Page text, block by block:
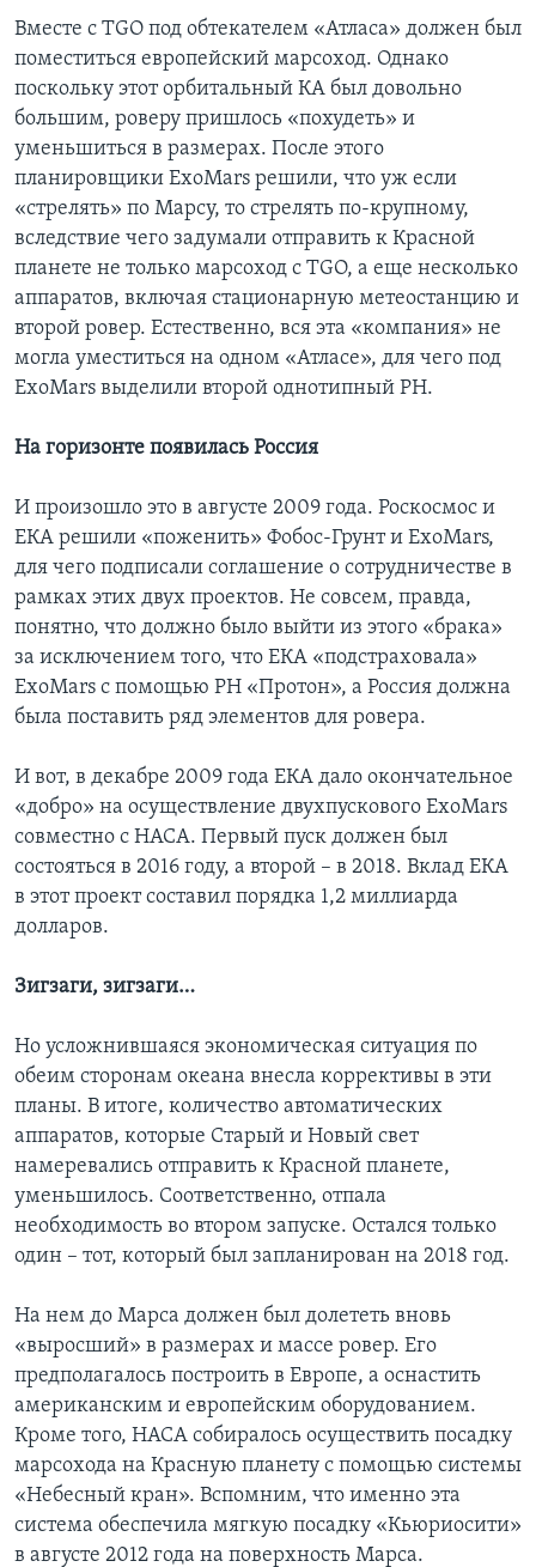
Вместе с TGO под обтекателем «Атласа» должен был
поместиться европейский марсоход. Однако
поскольку этот орбитальный КА был довольно
большим, роверу пришлось «похудеть» и
уменьшиться в размерах. После этого
планировщики ExoMars решили, что уж если
«стрелять» по Марсу, то стрелять по-крупному,
вследствие чего задумали отправить к Красной
планете не только марсоход с TGO, а еще несколько
аппаратов, включая стационарную метеостанцию и
второй ровер. Естественно, вся эта «компания» не
могла уместиться на одном «Атласе», для чего под
ExoMars выделили второй однотипный РН.
На горизонте появилась Россия
И произошло это в августе 2009 года. Роскосмос и
ЕКА решили «поженить» Фобос-Грунт и ExoMars,
для чего подписали соглашение о сотрудничестве в
рамках этих двух проектов. Не совсем, правда,
понятно, что должно было выйти из этого «брака»
за исключением того, что ЕКА «подстраховала»
ExoMars с помощью РН «Протон», а Россия должна
была поставить ряд элементов для ровера.
И вот, в декабре 2009 года ЕКА дало окончательное
«добро» на осуществление двухпускового ExoMars
совместно с НАСА. Первый пуск должен был
состояться в 2016 году, а второй – в 2018. Вклад ЕКА
в этот проект составил порядка 1,2 миллиарда
долларов.
Зигзаги, зигзаги…
Но усложнившаяся экономическая ситуация по
обеим сторонам океана внесла коррективы в эти
планы. В итоге, количество автоматических
аппаратов, которые Старый и Новый свет
намеревались отправить к Красной планете,
уменьшилось. Соответственно, отпала
необходимость во втором запуске. Остался только
один – тот, который был запланирован на 2018 год.
На нем до Марса должен был долететь вновь
«выросший» в размерах и массе ровер. Его
предполагалось построить в Европе, а оснастить
американским и европейским оборудованием.
Кроме того, НАСА собиралось осуществить посадку
марсохода на Красную планету с помощью системы
«Небесный кран». Вспомним, что именно эта
система обеспечила мягкую посадку «Кьюриосити»
в августе 2012 года на поверхность Марса.